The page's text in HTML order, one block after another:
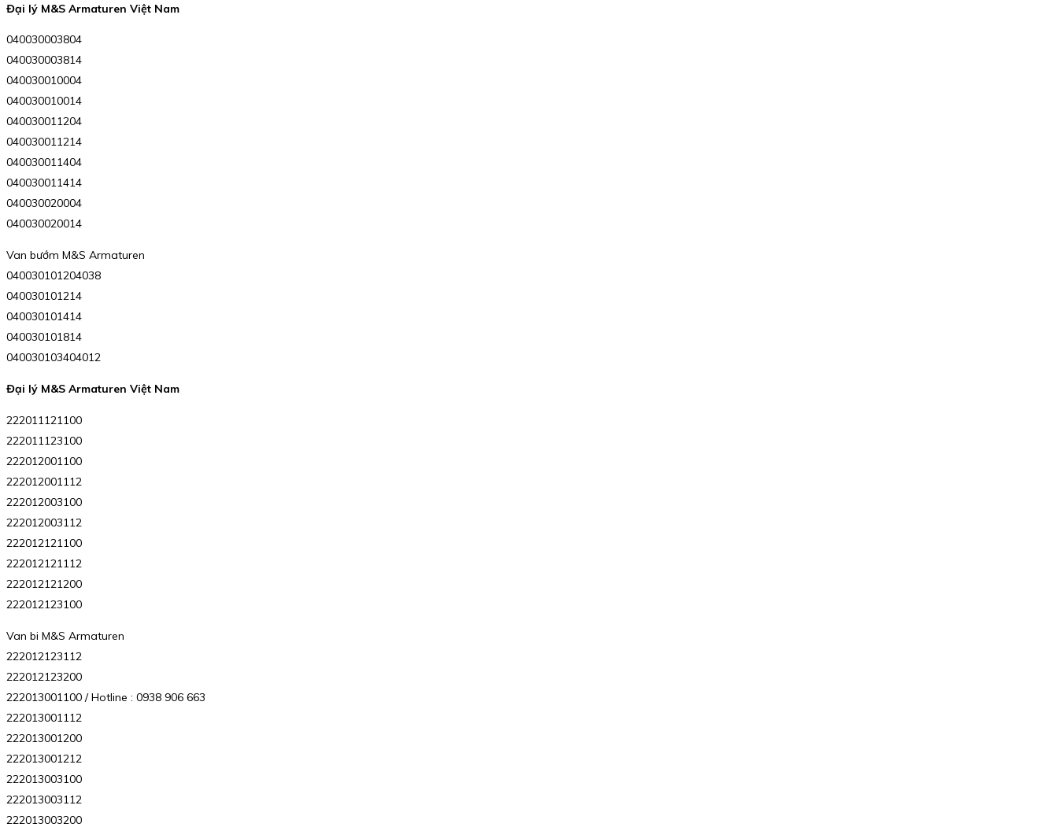
Đại lý M&S Armaturen Việt Nam
040030003804
040030003814
040030010004
040030010014
040030011204
040030011214
040030011404
040030011414
040030020004
040030020014
Van bướm M&S Armaturen
040030101204038
040030101214
040030101414
040030101814
040030103404012
Đại lý M&S Armaturen Việt Nam
222011121100
222011123100
222012001100
222012001112
222012003100
222012003112
222012121100
222012121112
222012121200
222012123100
Van bi M&S Armaturen
222012123112
222012123200
222013001100 / Hotline : 0938 906 663
222013001112
222013001200
222013001212
222013003100
222013003112
222013003200